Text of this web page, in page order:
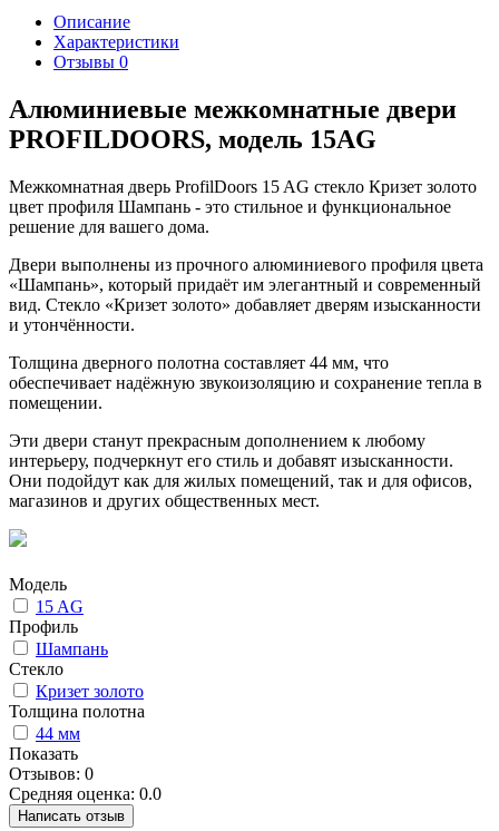
Описание
Характеристики
Отзывы 0
Алюминиевые межкомнатные двери
PROFILDOORS, модель 15AG
Межкомнатная дверь ProfilDoors 15 AG стекло Кризет золото
цвет профиля Шампань - это стильное и функциональное
решение для вашего дома.
Двери выполнены из прочного алюминиевого профиля цвета
«Шампань», который придаёт им элегантный и современный
вид. Стекло «Кризет золото» добавляет дверям изысканности
и утончённости.
Толщина дверного полотна составляет 44 мм, что
обеспечивает надёжную звукоизоляцию и сохранение тепла в
помещении.
Эти двери станут прекрасным дополнением к любому
интерьеру, подчеркнут его стиль и добавят изысканности.
Они подойдут как для жилых помещений, так и для офисов,
магазинов и других общественных мест.
Модель
15 AG
Профиль
Шампань
Стекло
Кризет золото
Толщина полотна
44 мм
Показать
Отзывов: 0
Средняя оценка: 0.0
Написать отзыв